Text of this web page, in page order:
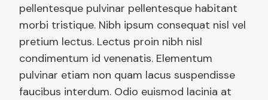
pellentesque pulvinar pellentesque habitant
morbi tristique. Nibh ipsum consequat nisl vel
pretium lectus. Lectus proin nibh nisl
condimentum id venenatis. Elementum
pulvinar etiam non quam lacus suspendisse
faucibus interdum. Odio euismod lacinia at